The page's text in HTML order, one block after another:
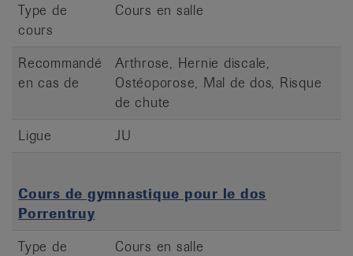
Type de
cours
Cours en salle
Recommandé
en cas de
Arthrose, Hernie discale,
Ostéoporose, Mal de dos, Risque
de chute
Ligue
JU
Cours de gymnastique pour le dos
Porrentruy
Type de
Cours en salle